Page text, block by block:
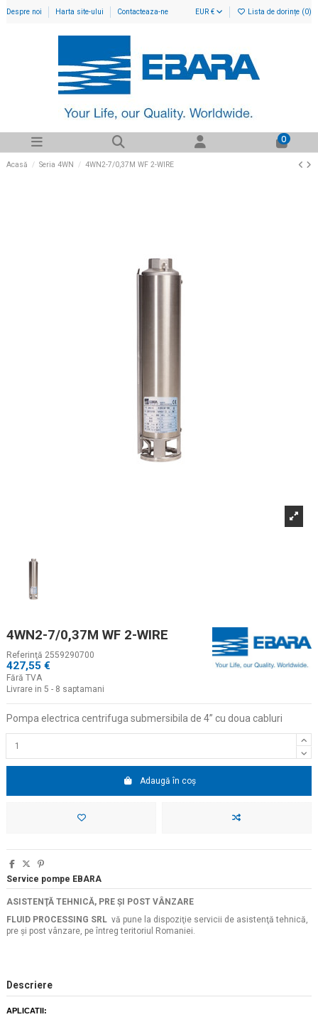
Despre noi Harta site-ului Contacteaza-ne EUR € Lista de dorințe (0)
0
Acasă Seria 4WN 4WN2-7/0,37M WF 2-WIRE
4WN2-7/0,37M WF 2-WIRE
Referinţă 2559290700
427,55 €
Fără TVA
Livrare in 5 - 8 saptamani
Pompa electrica centrifuga submersibila de 4” cu doua cabluri
Adaugă în coș
Service pompe EBARA
ASISTENŢĂ TEHNICĂ, PRE ŞI POST VÂNZARE
FLUID PROCESSING SRL vă pune la dispoziţie servicii de asistenţă tehnică,
pre şi post vânzare, pe întreg teritoriul Romaniei.
Descriere
APLICATII: